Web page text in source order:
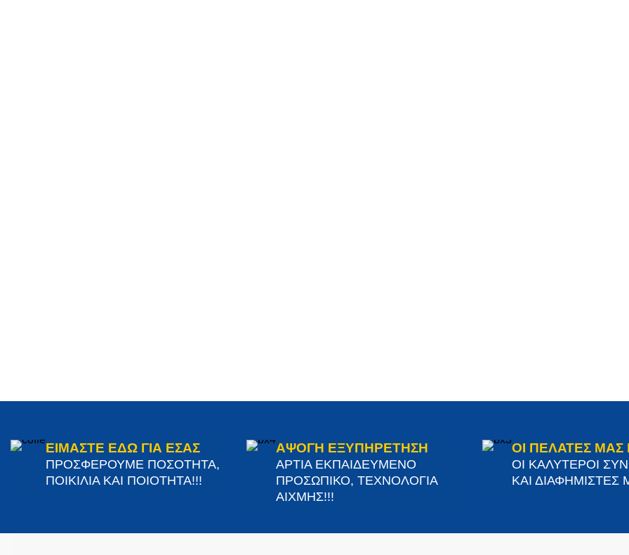
ΕΙΜΑΣΤΕ ΕΔΩ ΓΙΑ ΕΣΑΣ
ΠΡΟΣΦΕΡΟΥΜΕ ΠΟΣΟΤΗΤΑ,
ΠΟΙΚΙΛΙΑ ΚΑΙ ΠΟΙΟΤΗΤΑ!!!
ΑΨΟΓΗ ΕΞΥΠΗΡΕΤΗΣΗ
ΑΡΤΙΑ ΕΚΠΑΙΔΕΥΜΕΝΟ
ΠΡΟΣΩΠΙΚΟ, ΤΕΧΝΟΛΟΓΙΑ
ΑΙΧΜΗΣ!!!
ΟΙ ΠΕΛΑΤΕΣ ΜΑΣ
ΟΙ ΚΑΛΥΤΕΡΟΙ
ΚΑΙ ΔΙΑΦΗΜΙΣΤΕΣ